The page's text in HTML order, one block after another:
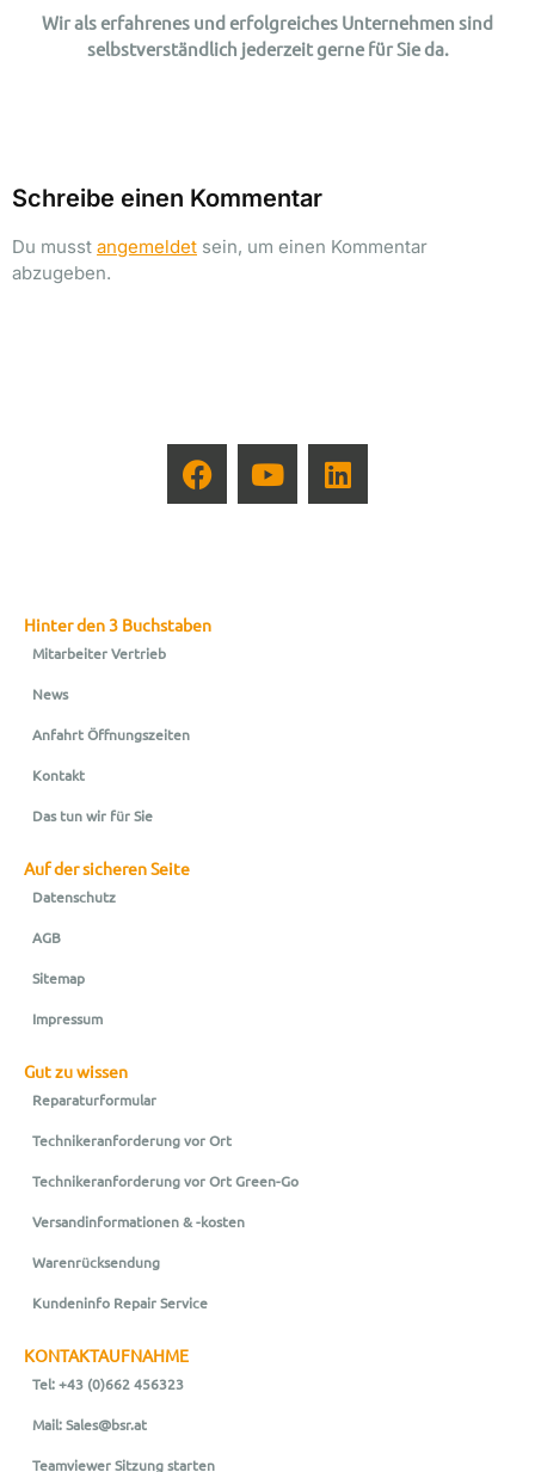
Wir als erfahrenes und erfolgreiches Unternehmen sind
selbstverständlich jederzeit gerne für Sie da.
Schreibe einen Kommentar
Du musst angemeldet sein, um einen Kommentar
abzugeben.
Hinter den 3 Buchstaben
Mitarbeiter Vertrieb
News
Anfahrt Öffnungszeiten
Kontakt
Das tun wir für Sie
Auf der sicheren Seite
Datenschutz
AGB
Sitemap
Impressum
Gut zu wissen
Reparaturformular
Technikeranforderung vor Ort
Technikeranforderung vor Ort Green-Go
Versandinformationen & -kosten
Warenrücksendung
Kundeninfo Repair Service
KONTAKTAUFNAHME
Tel: +43 (0)662 456323
Mail: Sales@bsr.at
Teamviewer Sitzung starten